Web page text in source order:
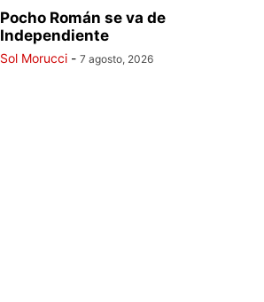
Pocho Román se va de
Independiente
Sol Morucci - 7 agosto, 2026